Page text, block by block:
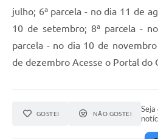
julho; 6ª parcela - no dia 11 de
10 de setembro; 8ª parcela -
parcela - no dia 10 de
de dezembro Acesse o Portal do
GOSTEI NÃO GOSTEI